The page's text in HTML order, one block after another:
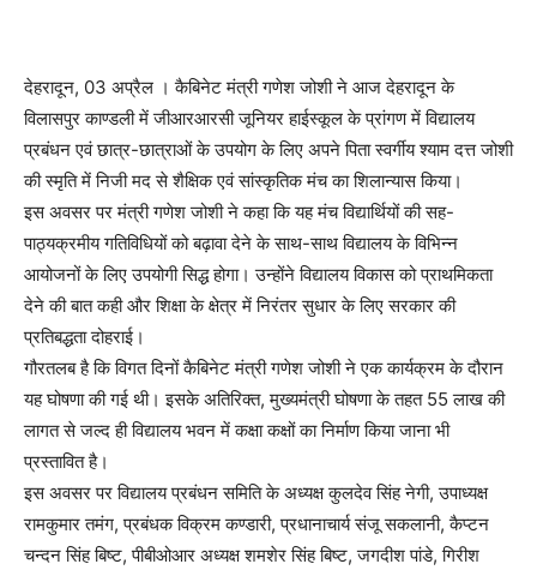
देहरादून, 03 अप्रैल । कैबिनेट मंत्री गणेश जोशी ने आज देहरादून के
विलासपुर काण्डली में जीआरआरसी जूनियर हाईस्कूल के प्रांगण में विद्यालय
प्रबंधन एवं छात्र-छात्राओं के उपयोग के लिए अपने पिता स्वर्गीय श्याम दत्त जोशी
की स्मृति में निजी मद से शैक्षिक एवं सांस्कृतिक मंच का शिलान्यास किया।
इस अवसर पर मंत्री गणेश जोशी ने कहा कि यह मंच विद्यार्थियों की सह-
पाठ्यक्रमीय गतिविधियों को बढ़ावा देने के साथ-साथ विद्यालय के विभिन्न
आयोजनों के लिए उपयोगी सिद्ध होगा। उन्होंने विद्यालय विकास को प्राथमिकता
देने की बात कही और शिक्षा के क्षेत्र में निरंतर सुधार के लिए सरकार की
प्रतिबद्धता दोहराई।
गौरतलब है कि विगत दिनों कैबिनेट मंत्री गणेश जोशी ने एक कार्यक्रम के दौरान
यह घोषणा की गई थी। इसके अतिरिक्त, मुख्यमंत्री घोषणा के तहत 55 लाख की
लागत से जल्द ही विद्यालय भवन में कक्षा कक्षों का निर्माण किया जाना भी
प्रस्तावित है।
इस अवसर पर विद्यालय प्रबंधन समिति के अध्यक्ष कुलदेव सिंह नेगी, उपाध्यक्ष
रामकुमार तमंग, प्रबंधक विक्रम कण्डारी, प्रधानाचार्य संजू सकलानी, कैप्टन
चन्दन सिंह बिष्ट, पीबीओआर अध्यक्ष शमशेर सिंह बिष्ट, जगदीश पांडे, गिरीश